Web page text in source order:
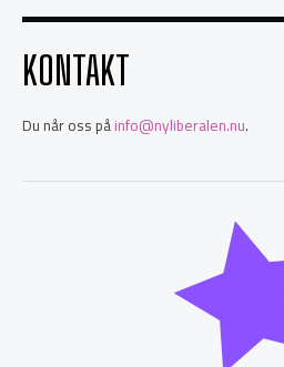
KONTAKT
Du når oss påinfo@nyliberalen.nu.